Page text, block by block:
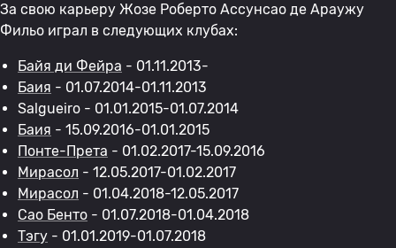
За свою карьеру Жозе Роберто Ассунсао де Араужу
Фильо играл в следующих клубах:
Байя ди Фейра - 01.11.2013-
Баия - 01.07.2014-01.11.2013
Salgueiro - 01.01.2015-01.07.2014
Баия - 15.09.2016-01.01.2015
Понте-Прета - 01.02.2017-15.09.2016
Мирасол - 12.05.2017-01.02.2017
Мирасол - 01.04.2018-12.05.2017
Сао Бенто - 01.07.2018-01.04.2018
Тэгу - 01.01.2019-01.07.2018